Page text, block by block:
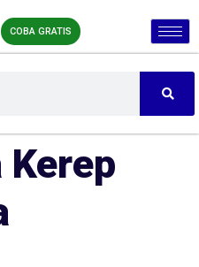
COBA GRATIS
Kerep